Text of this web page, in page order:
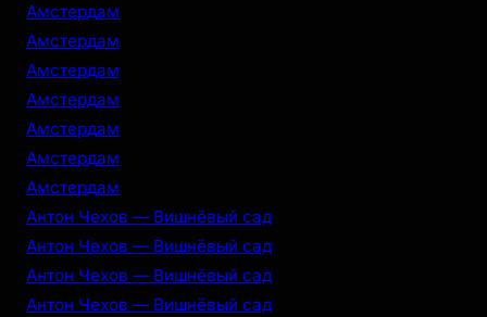
Амстердам
Амстердам
Амстердам
Амстердам
Амстердам
Амстердам
Амстердам
Антон Чехов — Вишнёвый сад
Антон Чехов — Вишнёвый сад
Антон Чехов — Вишнёвый сад
Антон Чехов — Вишнёвый сад